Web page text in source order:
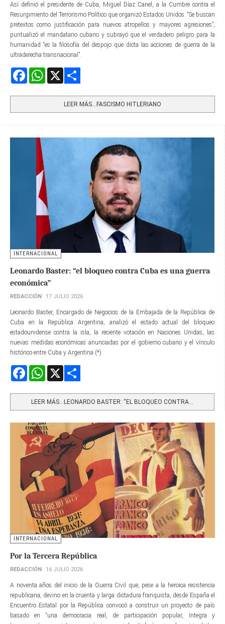
Así definió el presidente de Cuba, Miguel Díaz Canel, a la Cumbre contra el
Resurgimiento del Terrorismo Político que organizó Estados Unidos. “Se buscan
pretextos como justificación para nuevos atropellos y mayores agresiones”,
puntualizó el mandatario cubano y subrayó que el verdadero peligro para la
humanidad “es la filosofía del despojo que dicta las acciones de guerra de la
ultraderecha transnacional”.
FacebookWhatsApp
LEER MÁS…FASCISMO HITLERIANO
INTERNACIONAL
Leonardo Baster: “el bloqueo contra Cuba es una guerra
económica”
REDACCIÓN 17 JULIO 2026
Leonardo Baster, Encargado de Negocios de la Embajada de la República de
Cuba en la República Argentina, analizó el estado actual del bloqueo
estadounidense contra la isla, la reciente votación en Naciones Unidas, las
nuevas medidas económicas anunciadas por el gobierno cubano y el vínculo
histórico entre Cuba y Argentina.(*)
FacebookWhatsApp
LEER MÁS…LEONARDO BASTER: “EL BLOQUEO CONTRA...
INTERNACIONAL
Por la Tercera República
REDACCIÓN 16 JULIO 2026
A noventa años del inicio de la Guerra Civil que, pese a la heroica resistencia
republicana, devino en la cruenta y larga dictadura franquista, desde España el
Encuentro Estatal por la República convocó a construir un proyecto de país
basado en “una democracia real, de participación popular, íntegra y